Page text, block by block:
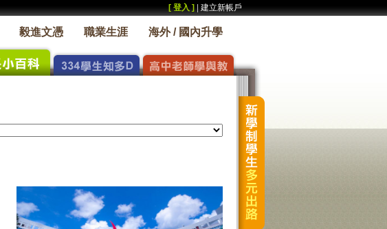
[ 登入 ] 建立新帳戶
毅進文憑 職業生涯 海外 / 國內升學